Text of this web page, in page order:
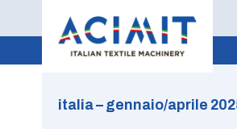
italia – gennaio/aprile